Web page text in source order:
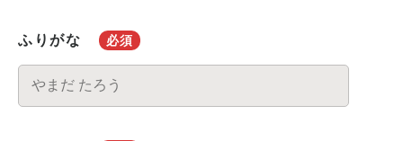
ふりがな 必須